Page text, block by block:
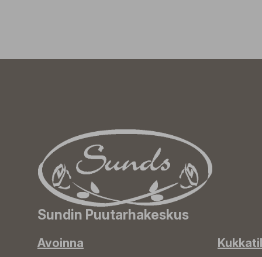
Sundin Puutarhakeskus
Avoinna